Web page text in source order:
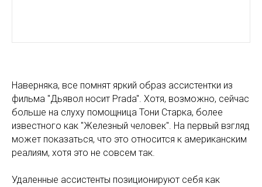
Наверняка, все помнят яркий образ ассистентки из
фильма "Дьявол носит Prada". Хотя, возможно, сейчас
больше на слуху помощница Тони Старка, более
известного как "Железный человек". На первый взгляд
может показаться, что это относится к американским
реалиям, хотя это не совсем так.
Удаленные ассистенты позиционируют себя как